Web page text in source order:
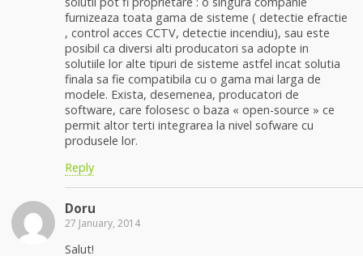
furnizeaza toata gama de sisteme ( detectie efractie
, control acces CCTV, detectie incendiu), sau este
posibil ca diversi alti producatori sa adopte in
solutiile lor alte tipuri de sisteme astfel incat solutia
finala sa fie compatibila cu o gama mai larga de
modele. Exista, desemenea, producatori de
software, care folosesc o baza « open-source » ce
permit altor terti integrarea la nivel sofware cu
produsele lor.
Reply
Doru
27 January, 2014
Salut!